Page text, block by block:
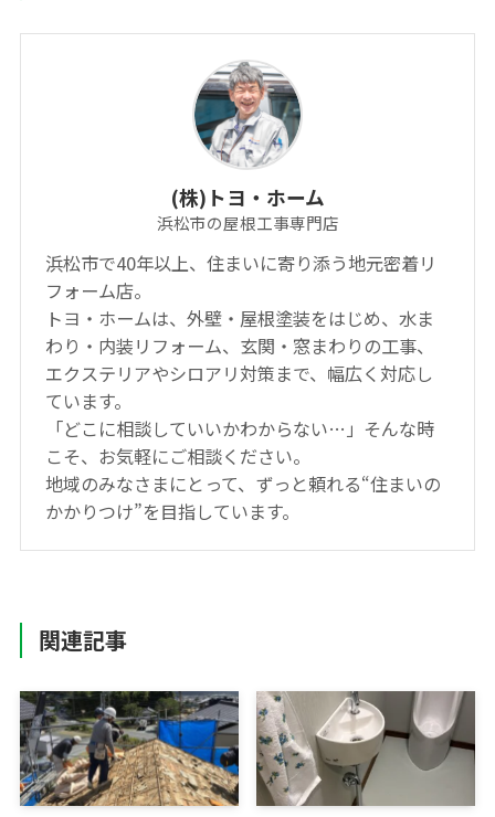
(株)トヨ・ホーム
浜松市の屋根工事専門店
浜松市で40年以上、住まいに寄り添う地元密着リ
フォーム店。
トヨ・ホームは、外壁・屋根塗装をはじめ、水ま
わり・内装リフォーム、玄関・窓まわりの工事、
エクステリアやシロアリ対策まで、幅広く対応し
ています。
「どこに相談していいかわからない…」そんな時
こそ、お気軽にご相談ください。
地域のみなさまにとって、ずっと頼れる“住まいの
かかりつけ”を目指しています。
関連記事